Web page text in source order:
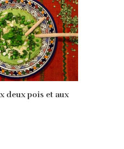
deux pois et aux